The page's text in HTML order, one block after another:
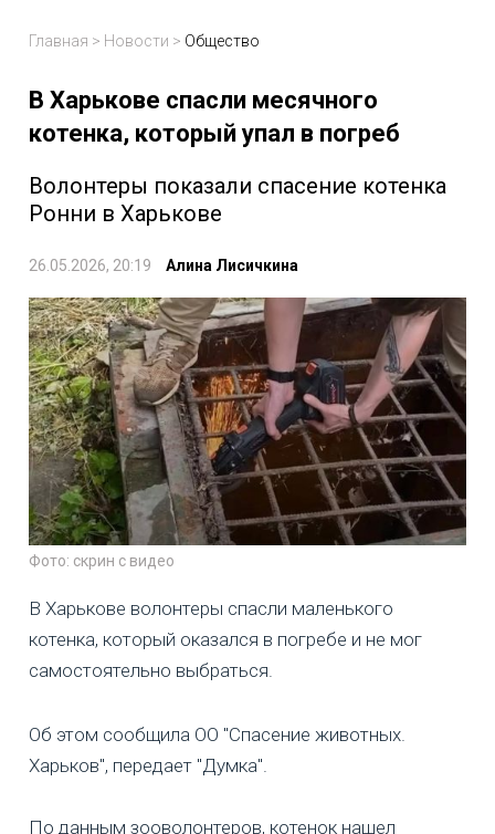
Главная > Новости > Общество
В Харькове спасли месячного
котенка, который упал в погреб
Волонтеры показали спасение котенка
Ронни в Харькове
26.05.2026, 20:19 Алина Лисичкина
Фото: скрин с видео
В Харькове волонтеры спасли маленького
котенка, который оказался в погребе и не мог
самостоятельно выбраться.
Об этом сообщила ОО "Спасение животных.
Харьков", передает "Думка".
По данным зооволонтеров, котенок нашел